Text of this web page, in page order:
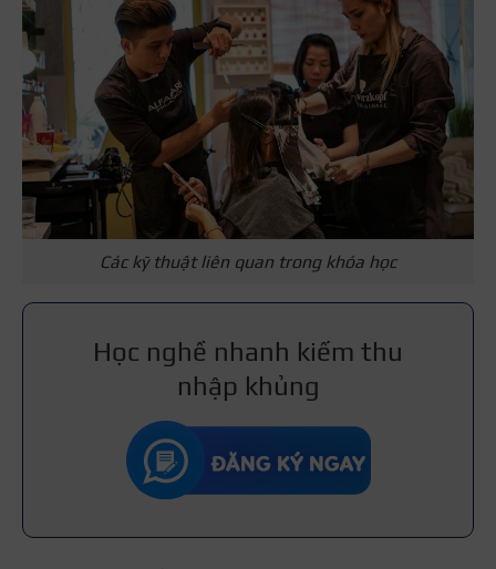
Các kỹ thuật liên quan trong khóa học
Học nghề nhanh kiếm thu
nhập khủng